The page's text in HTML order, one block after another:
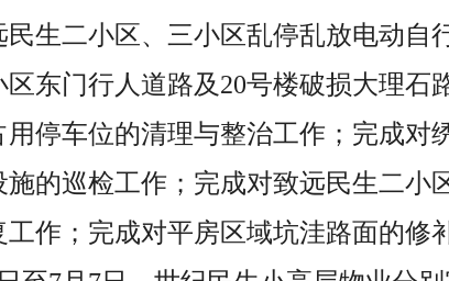
生二小区、三小区乱停乱放电动自
东门行人道路及20号楼破损大理石
停车位的清理与整治工作；完成对
施的巡检工作；完成对致远民生二小
作；完成对平房区域坑洼路面的修